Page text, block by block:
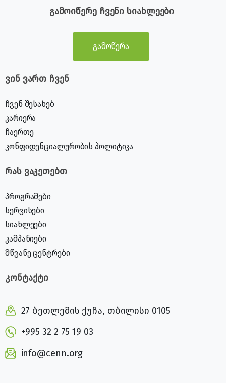
გამოიწერე ჩვენი სიახლეები
გამოწერა
ვინ ვართ ჩვენ
ჩვენ შესახებ
კარიერა
ჩაერთე
კონფიდენციალურობის პოლიტიკა
რას ვაკეთებთ
პროგრამები
სერვისები
სიახლეები
კამპანიები
მწვანე ცენტრები
კონტაქტი
27 ბეთლემის ქუჩა, თბილისი 0105
+995 32 2 75 19 03
info@cenn.org